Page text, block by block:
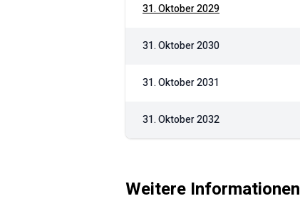
31. Oktober 2029
31. Oktober 2030
31. Oktober 2031
31. Oktober 2032
Weitere Informationen